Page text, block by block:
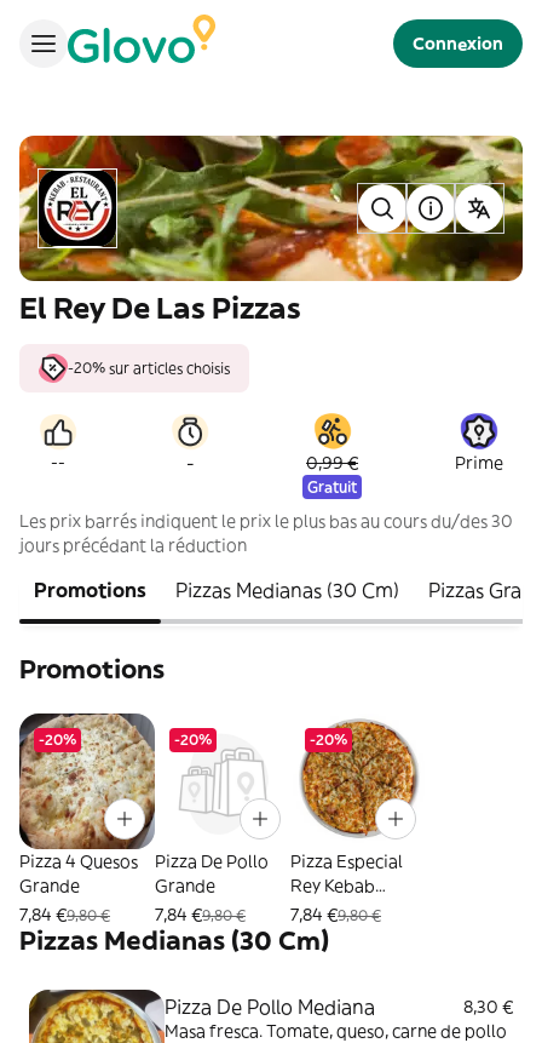
Connexion
El Rey De Las Pizzas
-20% sur articles choisis
-- - 0,99 €
Gratuit
Prime
Les prix barrés indiquent le prix le plus bas au cours du/des 30
jours précédant la réduction
Promotions Pizzas Medianas (30 Cm) Pizzas
Promotions
-20%
Pizza 4 Quesos
Grande
7,84 €9,80 €
-20%
Pizza De Pollo
Grande
7,84 €9,80 €
-20%
Pizza Especial
Rey Kebab
Grande
7,84 €9,80 €
Pizzas Medianas (30 Cm)
Pizza De Pollo Mediana
8,30 €
Masa fresca. Tomate, queso, carne de pollo